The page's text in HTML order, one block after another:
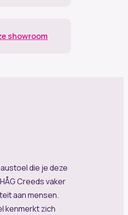
showroom
die je deze
Creeds vaker
aan mensen.
kenmerkt zich